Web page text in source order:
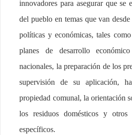
innovadores para asegurar que se
del pueblo en temas que van
políticas y económicas, tales
planes de desarrollo
nacionales, la preparación de los
supervisión de su aplicación,
propiedad comunal, la orientación
los residuos domésticos y otros
específicos.